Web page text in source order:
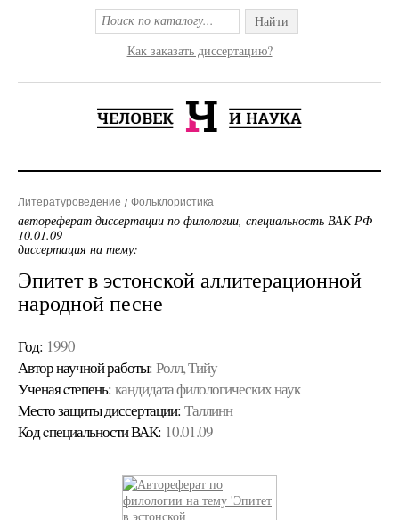
Найти
Как заказать диссертацию?
Литературоведение Фольклористика
автореферат диссертации по филологии, специальность ВАК РФ
10.01.09
диссертация на тему:
Эпитет в эстонской аллитерационной
народной песне
Год: 1990
Автор научной работы: Ролл, Тийу
Ученая cтепень: кандидата филологических наук
Место защиты диссертации: Таллинн
Код cпециальности ВАК: 10.01.09